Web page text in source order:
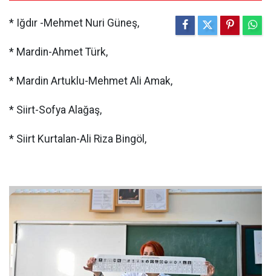
* Iğdır -Mehmet Nuri Güneş,
* Mardin-Ahmet Türk,
* Mardin Artuklu-Mehmet Ali Amak,
* Siirt-Sofya Alağaş,
* Siirt Kurtalan-Ali Riza Bingöl,